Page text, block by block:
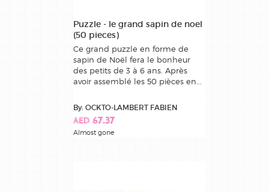
Puzzle - le grand sapin de noel
(50 pieces)
Ce grand puzzle en forme de
sapin de Noël fera le bonheur
des petits de 3 à 6 ans. Après
avoir assemblé les 50 pièces en...
By: OCKTO-LAMBERT FABIEN
AED 67.37
Almost gone